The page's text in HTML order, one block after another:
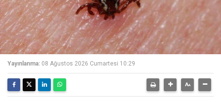
Yayınlanma: 08 Ağustos 2026 Cumartesi 10:29